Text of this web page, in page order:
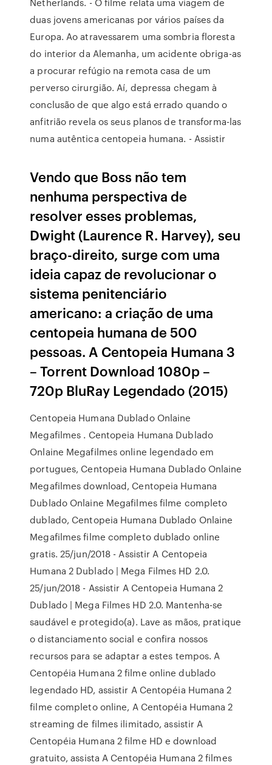
duas jovens americanas por vários países da
Europa. Ao atravessarem uma sombria floresta
do interior da Alemanha, um acidente obriga-as
a procurar refúgio na remota casa de um
perverso cirurgião. Aí, depressa chegam à
conclusão de que algo está errado quando o
anfitrião revela os seus planos de transforma-las
numa autêntica centopeia humana. - Assistir
Vendo que Boss não tem
nenhuma perspectiva de
resolver esses problemas,
Dwight (Laurence R. Harvey), seu
braço-direito, surge com uma
ideia capaz de revolucionar o
sistema penitenciário
americano: a criação de uma
centopeia humana de 500
pessoas. A Centopeia Humana 3
– Torrent Download 1080p –
720p BluRay Legendado (2015)
Centopeia Humana Dublado Onlaine
Megafilmes . Centopeia Humana Dublado
Onlaine Megafilmes online legendado em
portugues, Centopeia Humana Dublado Onlaine
Megafilmes download, Centopeia Humana
Dublado Onlaine Megafilmes filme completo
dublado, Centopeia Humana Dublado Onlaine
Megafilmes filme completo dublado online
gratis. 25/jun/2018 - Assistir A Centopeia
Humana 2 Dublado | Mega Filmes HD 2.0.
25/jun/2018 - Assistir A Centopeia Humana 2
Dublado | Mega Filmes HD 2.0. Mantenha-se
saudável e protegido(a). Lave as mãos, pratique
o distanciamento social e confira nossos
recursos para se adaptar a estes tempos. A
Centopéia Humana 2 filme online dublado
legendado HD, assistir A Centopéia Humana 2
filme completo online, A Centopéia Humana 2
streaming de filmes ilimitado, assistir A
Centopéia Humana 2 filme HD e download
gratuito, assista A Centopéia Humana 2 filmes